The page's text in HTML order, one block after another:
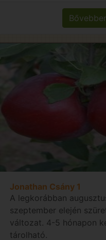
Jonathan Csány 1
A legkorábban
szeptember elején
változat. 4-5 hónapon
tárolható.